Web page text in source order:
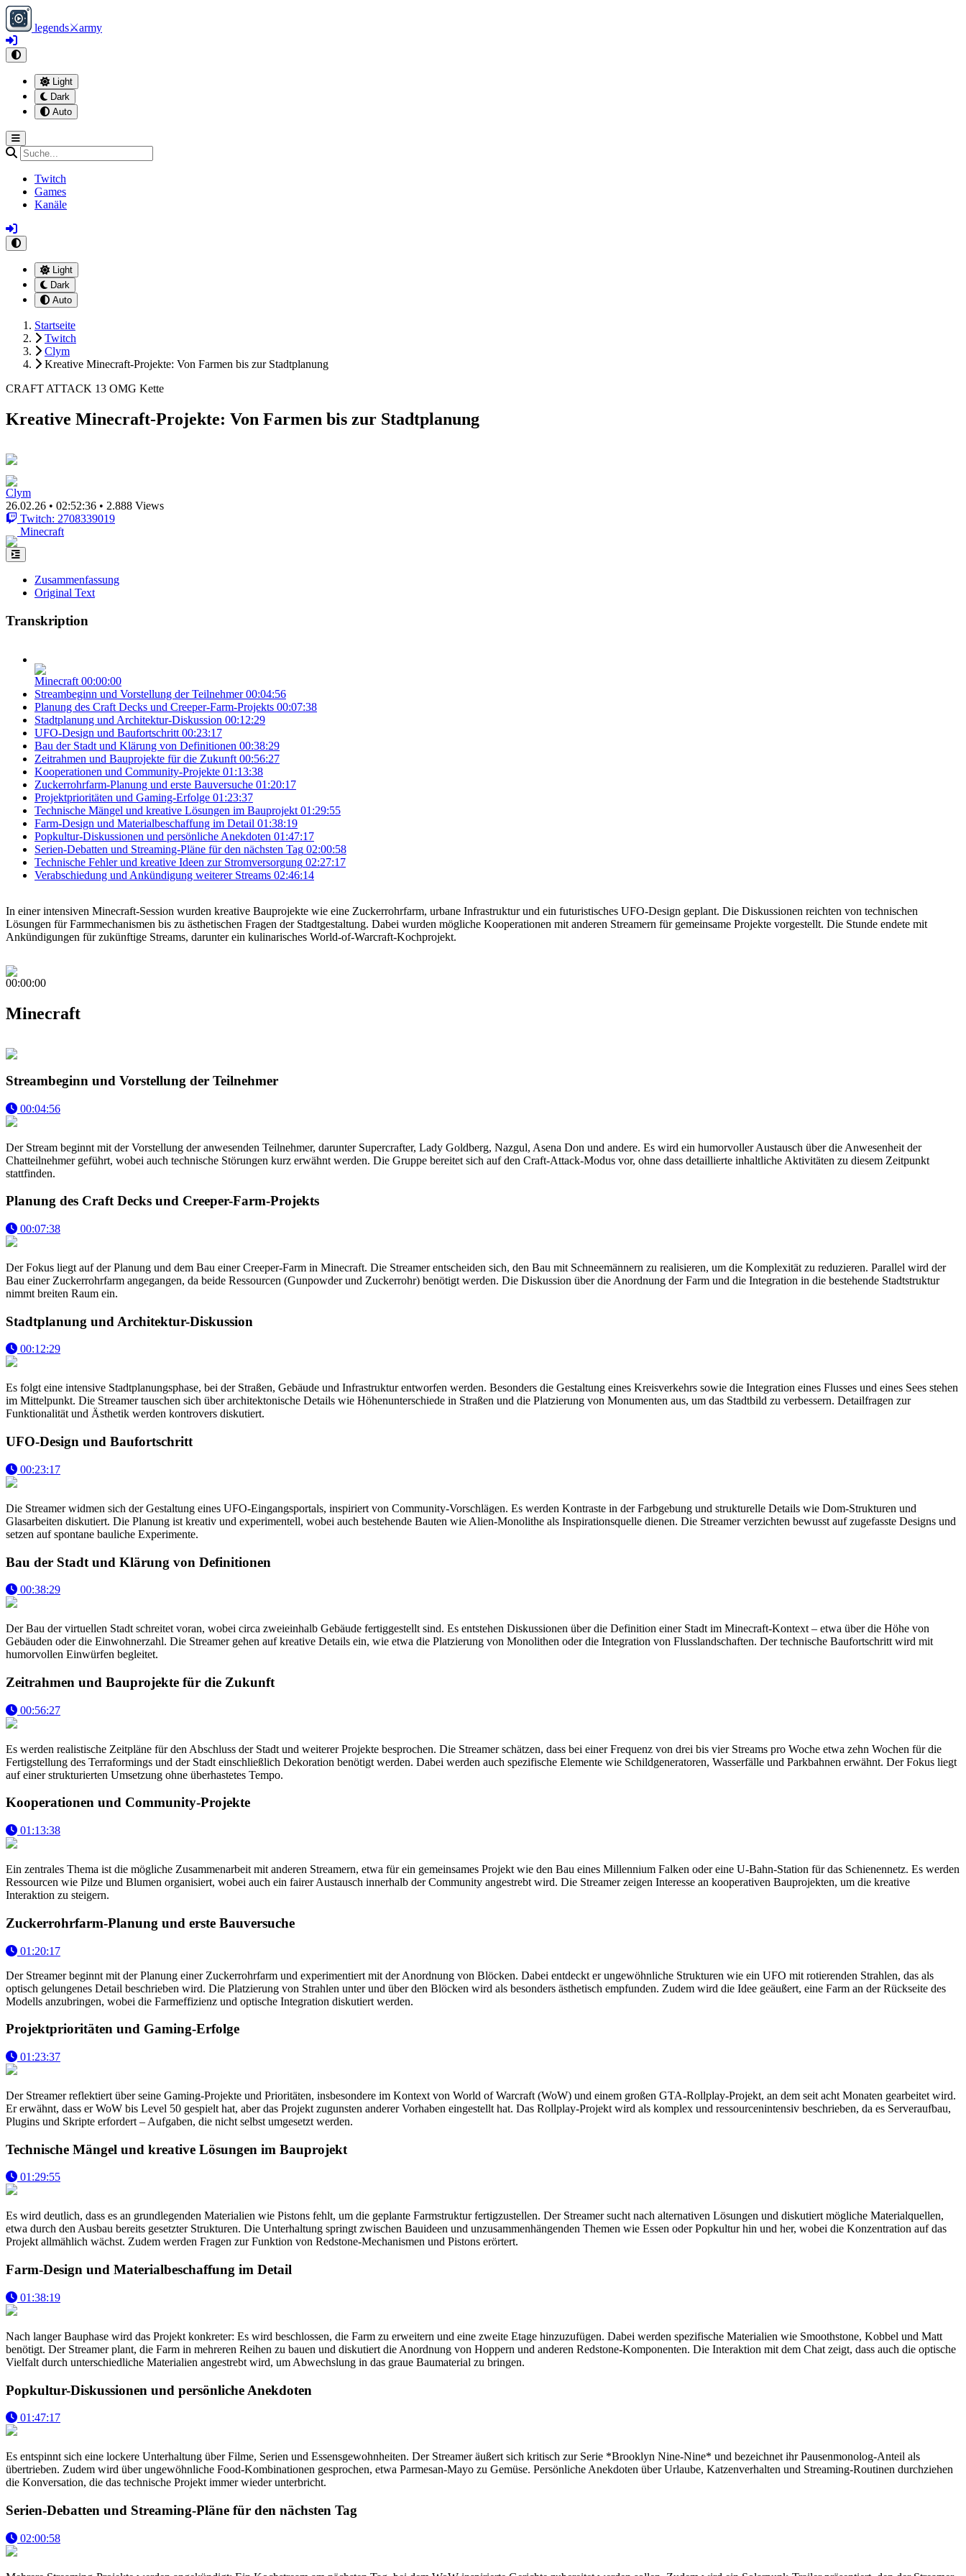
legends⚔army
Light
Dark
Auto
Twitch
Games
Kanäle
Light
Dark
Auto
Startseite
Twitch
Clym
Kreative Minecraft-Projekte: Von Farmen bis zur Stadtplanung
CRAFT ATTACK 13 OMG Kette
Kreative Minecraft-Projekte: Von Farmen bis zur Stadtplanung
Clym
26.02.26 • 02:52:36 • 2.888 Views
Twitch: 2708339019
Minecraft
Zusammenfassung
Original Text
Transkription
Minecraft 00:00:00
Streambeginn und Vorstellung der Teilnehmer 00:04:56
Planung des Craft Decks und Creeper-Farm-Projekts 00:07:38
Stadtplanung und Architektur-Diskussion 00:12:29
UFO-Design und Baufortschritt 00:23:17
Bau der Stadt und Klärung von Definitionen 00:38:29
Zeitrahmen und Bauprojekte für die Zukunft 00:56:27
Kooperationen und Community-Projekte 01:13:38
Zuckerrohrfarm-Planung und erste Bauversuche 01:20:17
Projektprioritäten und Gaming-Erfolge 01:23:37
Technische Mängel und kreative Lösungen im Bauprojekt 01:29:55
Farm-Design und Materialbeschaffung im Detail 01:38:19
Popkultur-Diskussionen und persönliche Anekdoten 01:47:17
Serien-Debatten und Streaming-Pläne für den nächsten Tag 02:00:58
Technische Fehler und kreative Ideen zur Stromversorgung 02:27:17
Verabschiedung und Ankündigung weiterer Streams 02:46:14
In einer intensiven Minecraft-Session wurden kreative Bauprojekte wie eine Zuckerrohrfarm, urbane Infrastruktur und ein futuristisches UFO-Design geplant. Die Diskussionen reichten von technischen
Lösungen für Farmmechanismen bis zu ästhetischen Fragen der Stadtgestaltung. Dabei wurden mögliche Kooperationen mit anderen Streamern für gemeinsame Projekte vorgestellt. Die Stunde endete mit
Ankündigungen für zukünftige Streams, darunter ein kulinarisches World-of-Warcraft-Kochprojekt.
00:00:00
Minecraft
Streambeginn und Vorstellung der Teilnehmer
00:04:56
Der Stream beginnt mit der Vorstellung der anwesenden Teilnehmer, darunter Supercrafter, Lady Goldberg, Nazgul, Asena Don und andere. Es wird ein humorvoller Austausch über die Anwesenheit der
Chatteilnehmer geführt, wobei auch technische Störungen kurz erwähnt werden. Die Gruppe bereitet sich auf den Craft-Attack-Modus vor, ohne dass detaillierte inhaltliche Aktivitäten zu diesem Zeitpunkt
stattfinden.
Planung des Craft Decks und Creeper-Farm-Projekts
00:07:38
Der Fokus liegt auf der Planung und dem Bau einer Creeper-Farm in Minecraft. Die Streamer entscheiden sich, den Bau mit Schneemännern zu realisieren, um die Komplexität zu reduzieren. Parallel wird der
Bau einer Zuckerrohrfarm angegangen, da beide Ressourcen (Gunpowder und Zuckerrohr) benötigt werden. Die Diskussion über die Anordnung der Farm und die Integration in die bestehende Stadtstruktur
nimmt breiten Raum ein.
Stadtplanung und Architektur-Diskussion
00:12:29
Es folgt eine intensive Stadtplanungsphase, bei der Straßen, Gebäude und Infrastruktur entworfen werden. Besonders die Gestaltung eines Kreisverkehrs sowie die Integration eines Flusses und eines Sees stehen
im Mittelpunkt. Die Streamer tauschen sich über architektonische Details wie Höhenunterschiede in Straßen und die Platzierung von Monumenten aus, um das Stadtbild zu verbessern. Detailfragen zur
Funktionalität und Ästhetik werden kontrovers diskutiert.
UFO-Design und Baufortschritt
00:23:17
Die Streamer widmen sich der Gestaltung eines UFO-Eingangsportals, inspiriert von Community-Vorschlägen. Es werden Kontraste in der Farbgebung und strukturelle Details wie Dom-Strukturen und
Glasarbeiten diskutiert. Die Planung ist kreativ und experimentell, wobei auch bestehende Bauten wie Alien-Monolithe als Inspirationsquelle dienen. Die Streamer verzichten bewusst auf zugefasste Designs und
setzen auf spontane bauliche Experimente.
Bau der Stadt und Klärung von Definitionen
00:38:29
Der Bau der virtuellen Stadt schreitet voran, wobei circa zweieinhalb Gebäude fertiggestellt sind. Es entstehen Diskussionen über die Definition einer Stadt im Minecraft-Kontext – etwa über die Höhe von
Gebäuden oder die Einwohnerzahl. Die Streamer gehen auf kreative Details ein, wie etwa die Platzierung von Monolithen oder die Integration von Flusslandschaften. Der technische Baufortschritt wird mit
humorvollen Einwürfen begleitet.
Zeitrahmen und Bauprojekte für die Zukunft
00:56:27
Es werden realistische Zeitpläne für den Abschluss der Stadt und weiterer Projekte besprochen. Die Streamer schätzen, dass bei einer Frequenz von drei bis vier Streams pro Woche etwa zehn Wochen für die
Fertigstellung des Terraformings und der Stadt einschließlich Dekoration benötigt werden. Dabei werden auch spezifische Elemente wie Schildgeneratoren, Wasserfälle und Parkbahnen erwähnt. Der Fokus liegt
auf einer strukturierten Umsetzung ohne überhastetes Tempo.
Kooperationen und Community-Projekte
01:13:38
Ein zentrales Thema ist die mögliche Zusammenarbeit mit anderen Streamern, etwa für ein gemeinsames Projekt wie den Bau eines Millennium Falken oder eine U-Bahn-Station für das Schienennetz. Es werden
Ressourcen wie Pilze und Blumen organisiert, wobei auch ein fairer Austausch innerhalb der Community angestrebt wird. Die Streamer zeigen Interesse an kooperativen Bauprojekten, um die kreative
Interaktion zu steigern.
Zuckerrohrfarm-Planung und erste Bauversuche
01:20:17
Der Streamer beginnt mit der Planung einer Zuckerrohrfarm und experimentiert mit der Anordnung von Blöcken. Dabei entdeckt er ungewöhnliche Strukturen wie ein UFO mit rotierenden Strahlen, das als
optisch gelungenes Detail beschrieben wird. Die Platzierung von Strahlen unter und über den Blöcken wird als besonders ästhetisch empfunden. Zudem wird die Idee geäußert, eine Farm an der Rückseite des
Modells anzubringen, wobei die Farmeffizienz und optische Integration diskutiert werden.
Projektprioritäten und Gaming-Erfolge
01:23:37
Der Streamer reflektiert über seine Gaming-Projekte und Prioritäten, insbesondere im Kontext von World of Warcraft (WoW) und einem großen GTA-Rollplay-Projekt, an dem seit acht Monaten gearbeitet wird.
Er erwähnt, dass er WoW bis Level 50 gespielt hat, aber das Projekt zugunsten anderer Vorhaben eingestellt hat. Das Rollplay-Projekt wird als komplex und ressourcenintensiv beschrieben, da es Serveraufbau,
Plugins und Skripte erfordert – Aufgaben, die nicht selbst umgesetzt werden.
Technische Mängel und kreative Lösungen im Bauprojekt
01:29:55
Es wird deutlich, dass es an grundlegenden Materialien wie Pistons fehlt, um die geplante Farmstruktur fertigzustellen. Der Streamer sucht nach alternativen Lösungen und diskutiert mögliche Materialquellen,
etwa durch den Ausbau bereits gesetzter Strukturen. Die Unterhaltung springt zwischen Bauideen und unzusammenhängenden Themen wie Essen oder Popkultur hin und her, wobei die Konzentration auf das
Projekt allmählich wächst. Zudem werden Fragen zur Funktion von Redstone-Mechanismen und Pistons erörtert.
Farm-Design und Materialbeschaffung im Detail
01:38:19
Nach langer Bauphase wird das Projekt konkreter: Es wird beschlossen, die Farm zu erweitern und eine zweite Etage hinzuzufügen. Dabei werden spezifische Materialien wie Smoothstone, Kobbel und Matt
benötigt. Der Streamer plant, die Farm in mehreren Reihen zu bauen und diskutiert die Anordnung von Hoppern und anderen Redstone-Komponenten. Die Interaktion mit dem Chat zeigt, dass auch die optische
Vielfalt durch unterschiedliche Materialien angestrebt wird, um Abwechslung in das graue Baumaterial zu bringen.
Popkultur-Diskussionen und persönliche Anekdoten
01:47:17
Es entspinnt sich eine lockere Unterhaltung über Filme, Serien und Essensgewohnheiten. Der Streamer äußert sich kritisch zur Serie *Brooklyn Nine-Nine* und bezeichnet ihr Pausenmonolog-Anteil als
übertrieben. Zudem wird über ungewöhnliche Food-Kombinationen gesprochen, etwa Parmesan-Mayo zu Gemüse. Persönliche Anekdoten über Urlaube, Katzenverhalten und Streaming-Routinen durchziehen
die Konversation, die das technische Projekt immer wieder unterbricht.
Serien-Debatten und Streaming-Pläne für den nächsten Tag
02:00:58